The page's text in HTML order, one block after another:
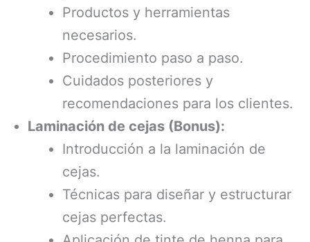
Productos y herramientas
necesarios.
Procedimiento paso a paso.
Cuidados posteriores y
recomendaciones para los clientes.
Laminación de cejas (Bonus):
Introducción a la laminación de
cejas.
Técnicas para diseñar y estructurar
cejas perfectas.